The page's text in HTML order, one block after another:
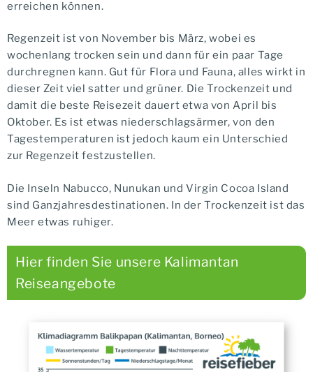
erreichen können.
Regenzeit ist von November bis März, wobei es
wochenlang trocken sein und dann für ein paar Tage
durchregnen kann. Gut für Flora und Fauna, alles wirkt in
dieser Zeit viel satter und grüner. Die Trockenzeit und
damit die beste Reisezeit dauert etwa von April bis
Oktober. Es ist etwas niederschlagsärmer, von den
Tagestemperaturen ist jedoch kaum ein Unterschied
zur Regenzeit festzustellen.
Die Inseln Nabucco, Nunukan und Virgin Cocoa Island
sind Ganzjahresdestinationen. In der Trockenzeit ist das
Meer etwas ruhiger.
Hier finden Sie unsere Kalimantan
Reiseangebote